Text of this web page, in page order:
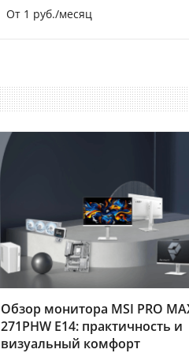
От 1 руб./месяц
Обзор монитора MSI PRO
271PHW E14: практичность и
визуальный комфорт